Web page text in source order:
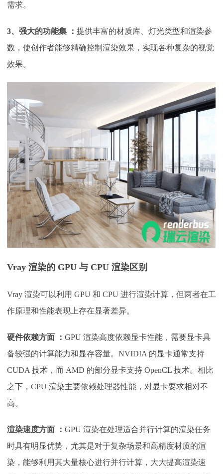
需求。
3、强大的功能集 ： 提供丰富的材质库、灯光类型和渲染参
数，使创作者能够精确控制渲染效果，实现各种复杂的视觉
效果。
Vray 渲染的 GPU 与 CPU 渲染区别
Vray 渲染可以利用 GPU 和 CPU 进行渲染计算，但两者在工
作原理和性能表现上存在显著差异。
硬件依赖方面 ： GPU 渲染高度依赖显卡性能，需要显卡具
备较强的计算能力和显存容量。NVIDIA 的显卡通常支持
CUDA 技术，而 AMD 的部分显卡支持 OpenCL 技术。相比
之下，CPU 渲染主要依赖处理器性能，对显卡要求相对不
高。
渲染速度方面 ： GPU 渲染在处理适合并行计算的渲染任务
时具有明显优势，尤其是对于复杂场景和高精度材质的渲
染，能够利用其大量核心进行并行计算，大大提高渲染速